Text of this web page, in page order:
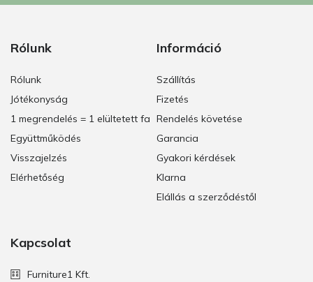
Rólunk
Rólunk
Jótékonyság
1 megrendelés = 1 elültetett fa
Együttműködés
Visszajelzés
Elérhetőség
Információ
Szállítás
Fizetés
Rendelés követése
Garancia
Gyakori kérdések
Klarna
Elállás a szerződéstől
Kapcsolat
Furniture1 Kft.